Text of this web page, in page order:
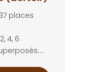
places
4, 6